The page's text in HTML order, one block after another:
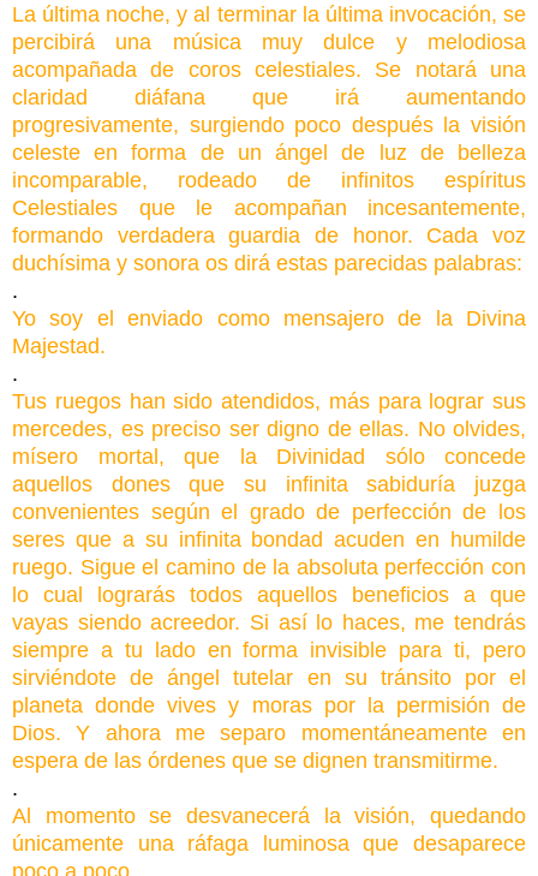
La última noche, y al terminar la última invocación, se
percibirá una música muy dulce y melodiosa
acompañada de coros celestiales. Se notará una
claridad diáfana que irá aumentando
progresivamente, surgiendo poco después la visión
celeste en forma de un ángel de luz de belleza
incomparable, rodeado de infinitos espíritus
Celestiales que le acompañan incesantemente,
formando verdadera guardia de honor. Cada voz
duchísima y sonora os dirá estas parecidas palabras:
.
Yo soy el enviado como mensajero de la Divina
Majestad.
.
Tus ruegos han sido atendidos, más para lograr sus
mercedes, es preciso ser digno de ellas. No olvides,
mísero mortal, que la Divinidad sólo concede
aquellos dones que su infinita sabiduría juzga
convenientes según el grado de perfección de los
seres que a su infinita bondad acuden en humilde
ruego. Sigue el camino de la absoluta perfección con
lo cual lograrás todos aquellos beneficios a que
vayas siendo acreedor. Si así lo haces, me tendrás
siempre a tu lado en forma invisible para ti, pero
sirviéndote de ángel tutelar en su tránsito por el
planeta donde vives y moras por la permisión de
Dios. Y ahora me separo momentáneamente en
espera de las órdenes que se dignen transmitirme.
.
Al momento se desvanecerá la visión, quedando
únicamente una ráfaga luminosa que desaparece
poco a poco.